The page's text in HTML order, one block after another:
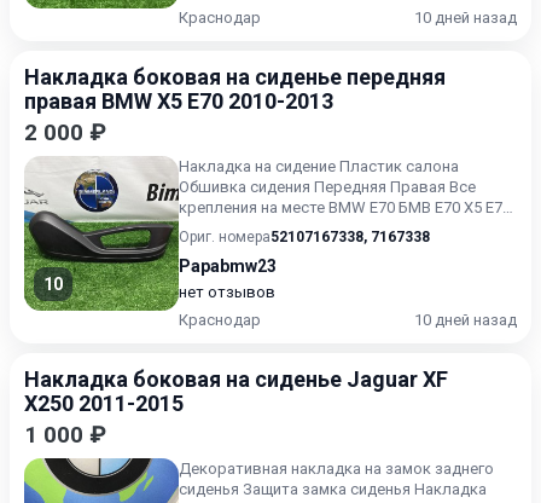
Краснодар
10 дней назад
Накладка боковая на сиденье передняя
правая BMW X5 E70 2010-2013
2 000 ₽
10
Накладка на сидение Пластик салона
Обшивка сидения Передняя Правая Все
крепления на месте BMW E70 БМВ Е70 X5 E70
X5 E70 LCI X6 E71 X6 E72 Hy...
Ориг. номера52107167338, 7167338
Papabmw23
нет отзывов
Краснодар
10 дней назад
Накладка боковая на сиденье Jaguar XF
X250 2011-2015
1 000 ₽
Декоративная накладка на замок заднего
сиденья Защита замка сиденья Накладка